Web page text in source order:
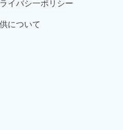
イバシ一ポリシー
について